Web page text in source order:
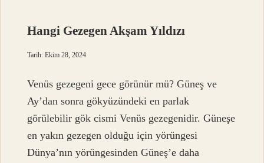
Hangi Gezegen Akşam Yıldızı
Tarih: Ekim 28, 2024
Venüs gezegeni gece görünür mü? Güneş ve
Ay’dan sonra gökyüzündeki en parlak
görülebilir gök cismi Venüs gezegenidir. Güneşe
en yakın gezegen olduğu için yörüngesi
Dünya’nın yörüngesinden Güneş’e daha